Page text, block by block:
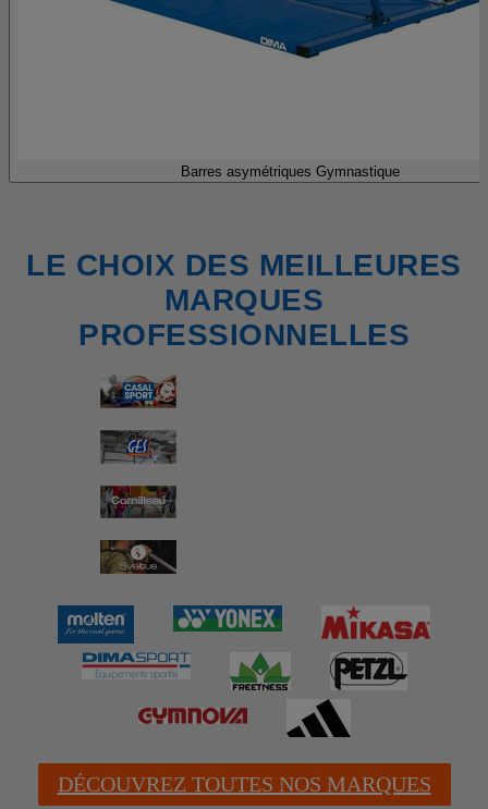
Barres asymétriques Gymnastique
LE CHOIX DES MEILLEURES
MARQUES
PROFESSIONNELLES
DÉCOUVREZ TOUTES NOS MARQUES